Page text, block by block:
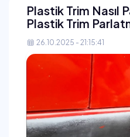
Plastik Trim Nasıl
Plastik Trim
26.10.2025 - 21:15:41